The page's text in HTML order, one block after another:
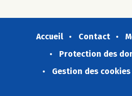
Accueil Contact
Protection des
Gestion des cookies